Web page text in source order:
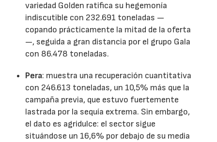
variedad Golden ratifica su hegemonía
indiscutible con 232.691 toneladas —
copando prácticamente la mitad de la oferta
—, seguida a gran distancia por el grupo Gala
con 86.478 toneladas.
Pera: muestra una recuperación cuantitativa
con 246.613 toneladas, un 10,5% más que la
campaña previa, que estuvo fuertemente
lastrada por la sequía extrema. Sin embargo,
el dato es agridulce: el sector sigue
situándose un 16,6% por debajo de su media